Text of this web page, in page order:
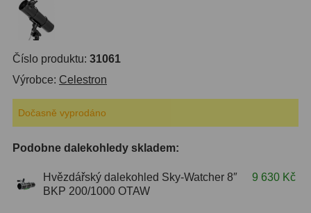
ZOOM
ED a Flat Field12
Měřící, s mřížkou6
Ostatní 30
Doplňky 1
Filtry 183
Číslo produktu: 31061
Výrobce: Celestron
Dočasně vyprodáno
Podobne dalekohledy skladem:
Hvězdářský dalekohled Sky-Watcher 8″
BKP 200/1000 OTAW
9 630 Kč